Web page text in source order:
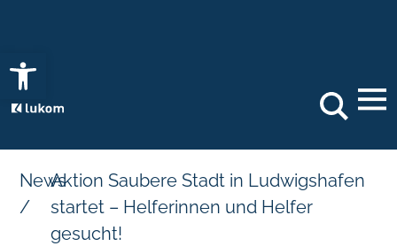
Open toolbar
Search
News
/
Aktion Saubere Stadt in Ludwigshafen
startet – Helferinnen und Helfer
gesucht!